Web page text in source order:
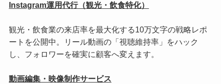
Instagram運用代行（観光・飲食特化）
観光・飲食業の来店率を最大化する10万文字の戦略レポ
ートを公開中。リール動画の「視聴維持率」をハック
し、フォロワーを確実に顧客へ変えます。
動画編集・映像制作サービス